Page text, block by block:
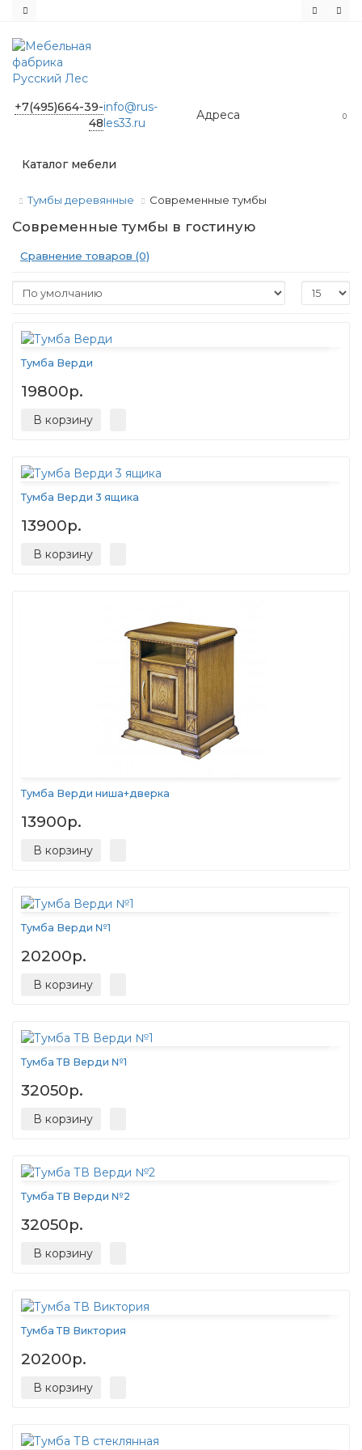
+7(495)664-39-
48
info@rus-
les33.ru
Адреса 0
Каталог мебели
Тумбы деревянные Современные тумбы
Современные тумбы в гостиную
Сравнение товаров (0)
Тумба Верди
19800р.
В корзину
Тумба Верди 3 ящика
13900р.
В корзину
Тумба Верди ниша+дверка
13900р.
В корзину
Тумба Верди №1
20200р.
В корзину
Тумба ТВ Верди №1
32050р.
В корзину
Тумба ТВ Верди №2
32050р.
В корзину
Тумба ТВ Виктория
20200р.
В корзину